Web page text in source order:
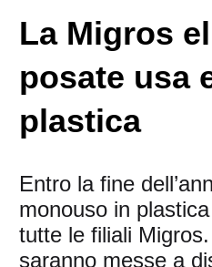
La Migros
posate usa
plastica
Entro la fine
monouso in
tutte le filiali
saranno messe a